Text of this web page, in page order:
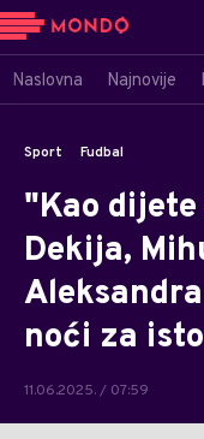
Naslovna Najnovije
Sport Fudbal
"Kao dijete
Dekija,
noći za
11.06.2025. / 07:59